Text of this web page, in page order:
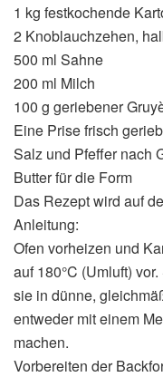
1 kg festkochende
2 Knoblauchzehen,
500 ml Sahne
200 ml Milch
100 g geriebener
Eine Prise frisch
Salz und Pfeffer nach
Butter für die Form
Das Rezept wird auf
Anleitung:
Ofen vorheizen und
auf 180°C (Umluft)
sie in dünne,
entweder mit einem
machen.
Vorbereiten der